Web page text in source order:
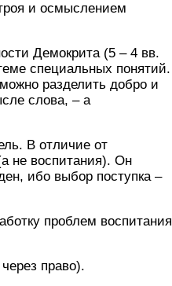
и осмыслением
Демокрита (5 – 4 вв.
специальных понятий.
разделить добро и
слова, – а
В отличие от
не воспитания). Он
ибо выбор поступка –
проблем воспитания
право).